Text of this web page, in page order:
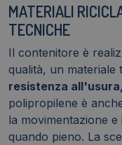
MATERIALI
TECNICHE
Il contenitore è
qualità, un materiale
resistenza
polipropilene è
la movimentazione
quando pieno. La